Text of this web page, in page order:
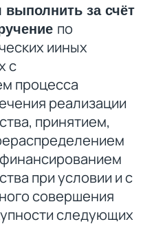
выполнить за счёт
по
ииных
с
процесса
реализации
принятием,
при условии и с
совершения
следующих